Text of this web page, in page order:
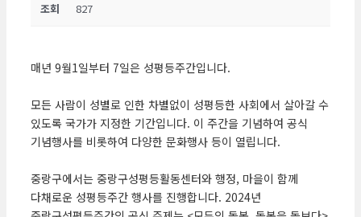
조회
827
매년 9월1일부터 7일은 성평등주간입니다.
모든 사람이 성별로 인한 차별없이 성평등한 사회에서 살아갈 수
있도록 국가가 지정한 기간입니다. 이 주간을 기념하여 공식
기념행사를 비롯하여 다양한 문화행사 등이 열립니다.
중랑구에서는 중랑구성평등활동센터와 행정, 마을이 함께
다채로운 성평등주간 행사를 진행합니다. 2024년